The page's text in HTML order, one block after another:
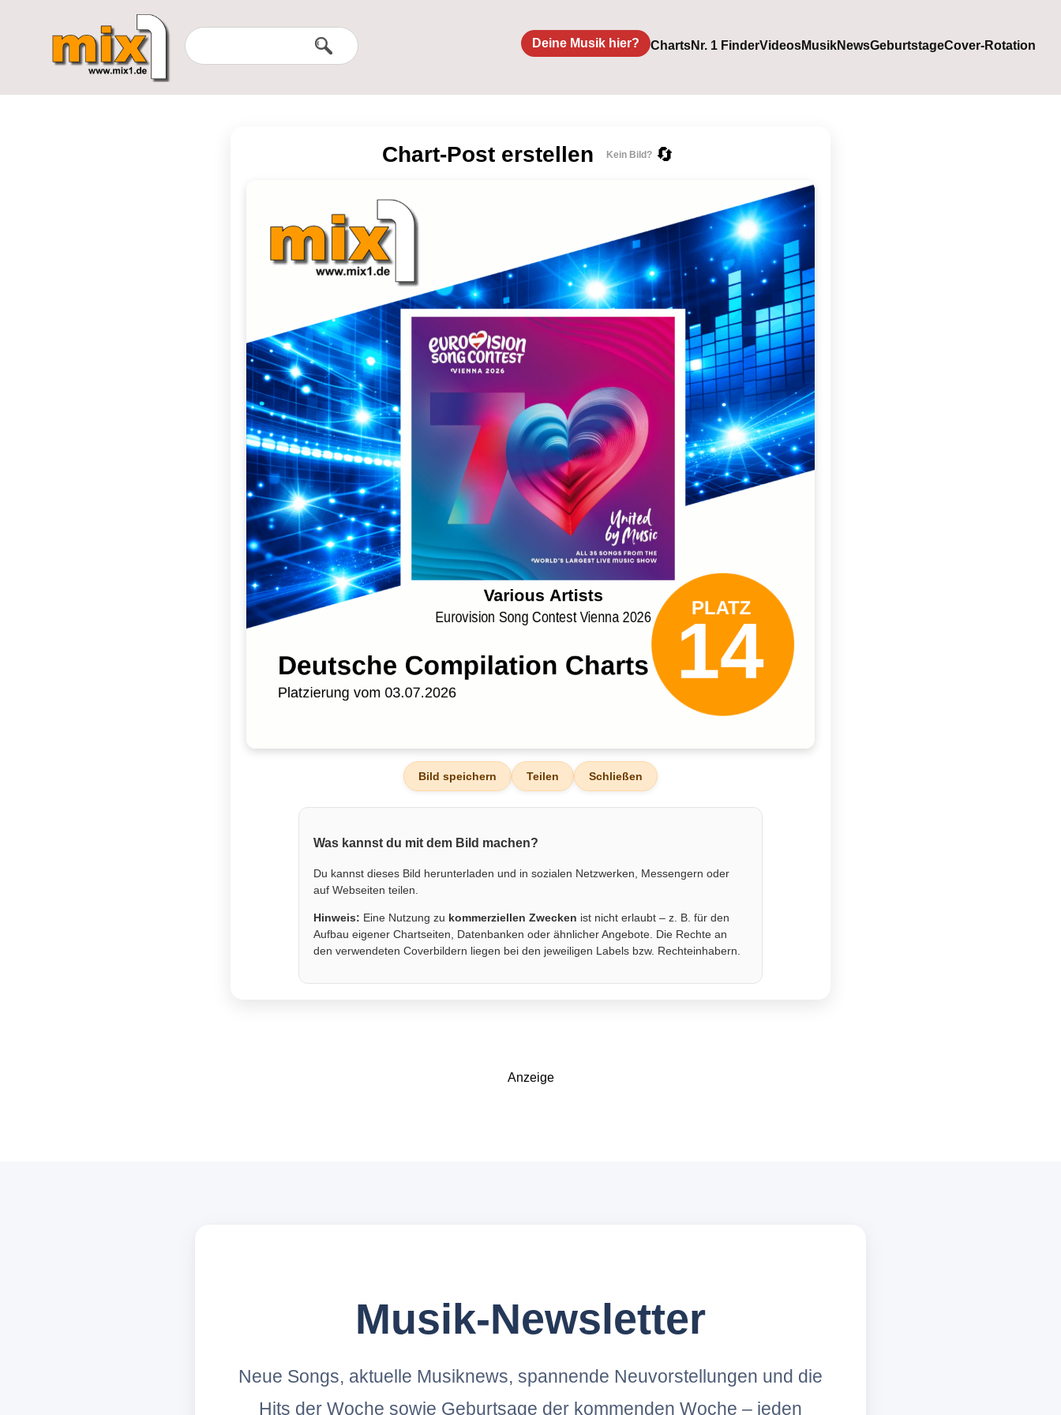
Deine Musik hier? ChartsNr. 1 FinderVideosMusikNewsGeburtstageCover-Rotation
Chart-Post erstellen Kein Bild? 🔄
Bild speichern Teilen Schließen
Was kannst du mit dem Bild machen?
Du kannst dieses Bild herunterladen und in sozialen Netzwerken, Messengern oder
auf Webseiten teilen.
Hinweis: Eine Nutzung zu kommerziellen Zwecken ist nicht erlaubt – z. B. für den
Aufbau eigener Chartseiten, Datenbanken oder ähnlicher Angebote. Die Rechte an
den verwendeten Coverbildern liegen bei den jeweiligen Labels bzw. Rechteinhabern.
Anzeige
Musik-Newsletter
Neue Songs, aktuelle Musiknews, spannende Neuvorstellungen und die
Hits der Woche sowie Geburtsage der kommenden Woche – jeden